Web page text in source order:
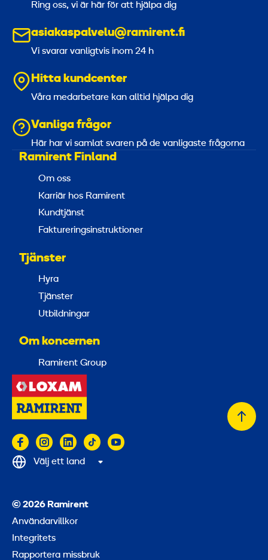
Ring oss, vi är här för att hjälpa dig
asiakaspalvelu@ramirent.fi
Vi svarar vanligtvis inom 24 h
Hitta kundcenter
Våra medarbetare kan alltid hjälpa dig
Vanliga frågor
Här har vi samlat svaren på de vanligaste frågorna
Ramirent Finland
Om oss
Karriär hos Ramirent
Kundtjänst
Faktureringsinstruktioner
Tjänster
Hyra
Tjänster
Utbildningar
Om koncernen
Ramirent Group
© 2026 Ramirent
Användarvillkor
Integritets
Rapportera missbruk
Välj ett land